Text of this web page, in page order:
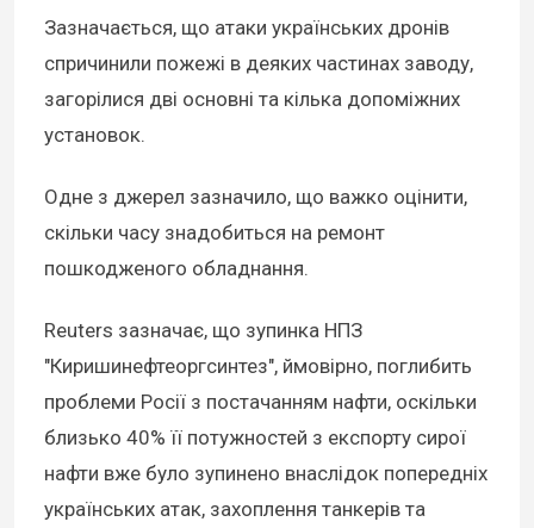
Зазначається, що атаки українських дронів
спричинили пожежі в деяких частинах заводу,
загорілися дві основні та кілька допоміжних
установок.
Одне з джерел зазначило, що важко оцінити,
скільки часу знадобиться на ремонт
пошкодженого обладнання.
Reuters зазначає, що зупинка НПЗ
"Киришинефтеоргсинтез", ймовірно, поглибить
проблеми Росії з постачанням нафти, оскільки
близько 40% її потужностей з експорту сирої
нафти вже було зупинено внаслідок попередніх
українських атак, захоплення танкерів та